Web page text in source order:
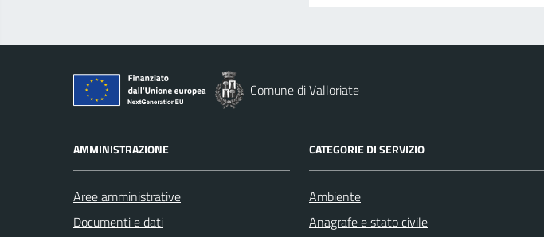
Comune di Valloriate
AMMINISTRAZIONE
Aree amministrative
Documenti e dati
CATEGORIE DI SERVIZIO
Ambiente
Anagrafe e stato civile